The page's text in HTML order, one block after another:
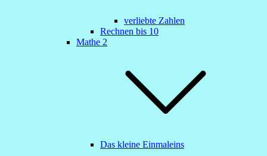
verliebte Zahlen
Rechnen bis 10
Mathe 2
Das kleine Einmaleins